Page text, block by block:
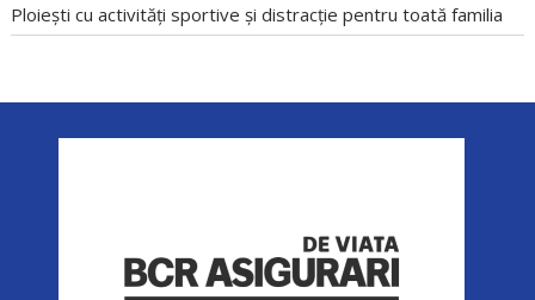
Ploiești cu activități sportive și distracție pentru toată familia